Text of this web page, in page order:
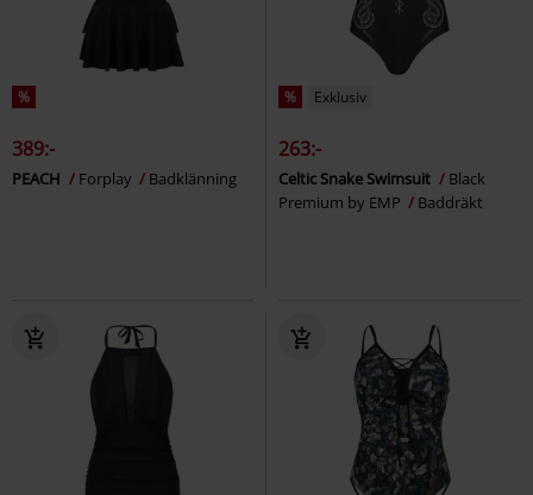
%
389:-
PEACH Forplay Badklänning
% Exklusiv
263:-
Celtic Snake Swimsuit
Black
Premium by EMP
Baddräkt